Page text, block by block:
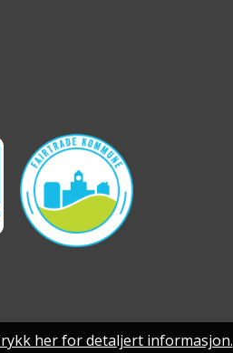
her for detaljert informasjon.